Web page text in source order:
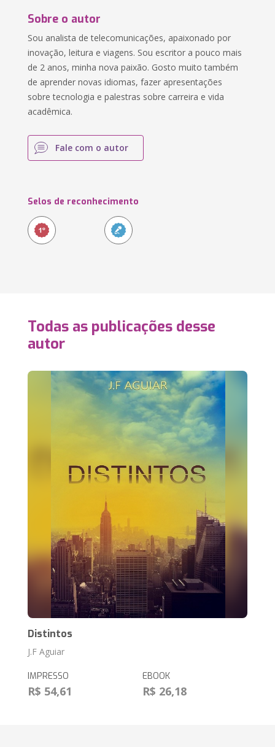
Sobre o autor
Sou analista de telecomunicações, apaixonado por
inovação, leitura e viagens. Sou escritor a pouco mais
de 2 anos, minha nova paixão. Gosto muito também
de aprender novas idiomas, fazer apresentações
sobre tecnologia e palestras sobre carreira e vida
acadêmica.
Fale com o autor
Selos de reconhecimento
Todas as publicações desse
autor
Distintos
J.F Aguiar
IMPRESSO
R$ 54,61
EBOOK
R$ 26,18